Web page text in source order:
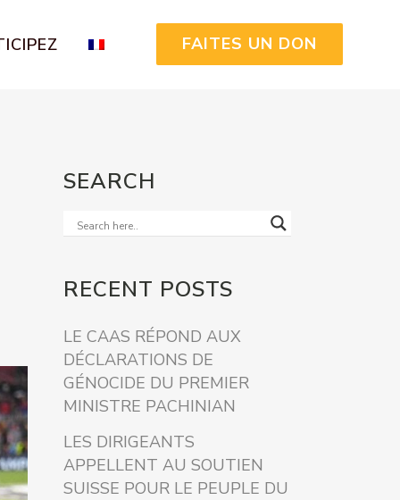
FAITES UN DON
SEARCH
RECENT POSTS
LE CAAS RÉPOND AUX
DÉCLARATIONS DE
GÉNOCIDE DU PREMIER
MINISTRE PACHINIAN
LES DIRIGEANTS
APPELLENT AU SOUTIEN
SUISSE POUR LE PEUPLE DU